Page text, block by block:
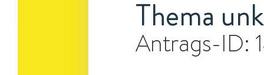
Thema
Antrags-ID: